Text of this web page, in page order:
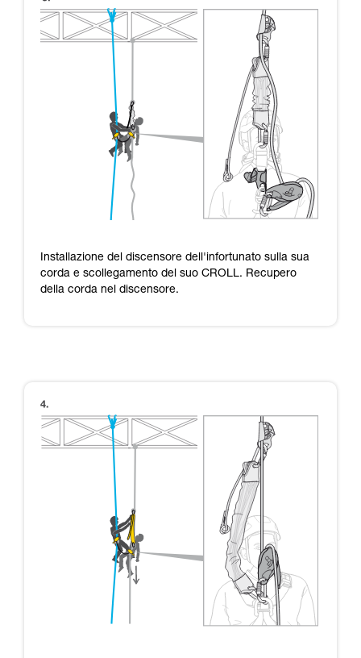
Installazione del discensore dell'infortunato sulla sua
corda e scollegamento del suo CROLL. Recupero
della corda nel discensore.